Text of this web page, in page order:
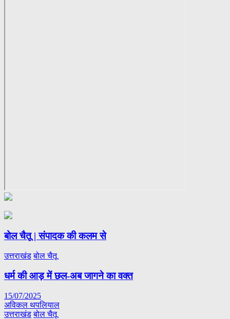
बोल चैतू | संपादक की कलम से
उत्तराखंड बोल चैतू
धर्म की आड़ में छल-अब जागने का वक्त
15/07/2025
अविकल थपलियाल
उत्तराखंड बोल चैतू